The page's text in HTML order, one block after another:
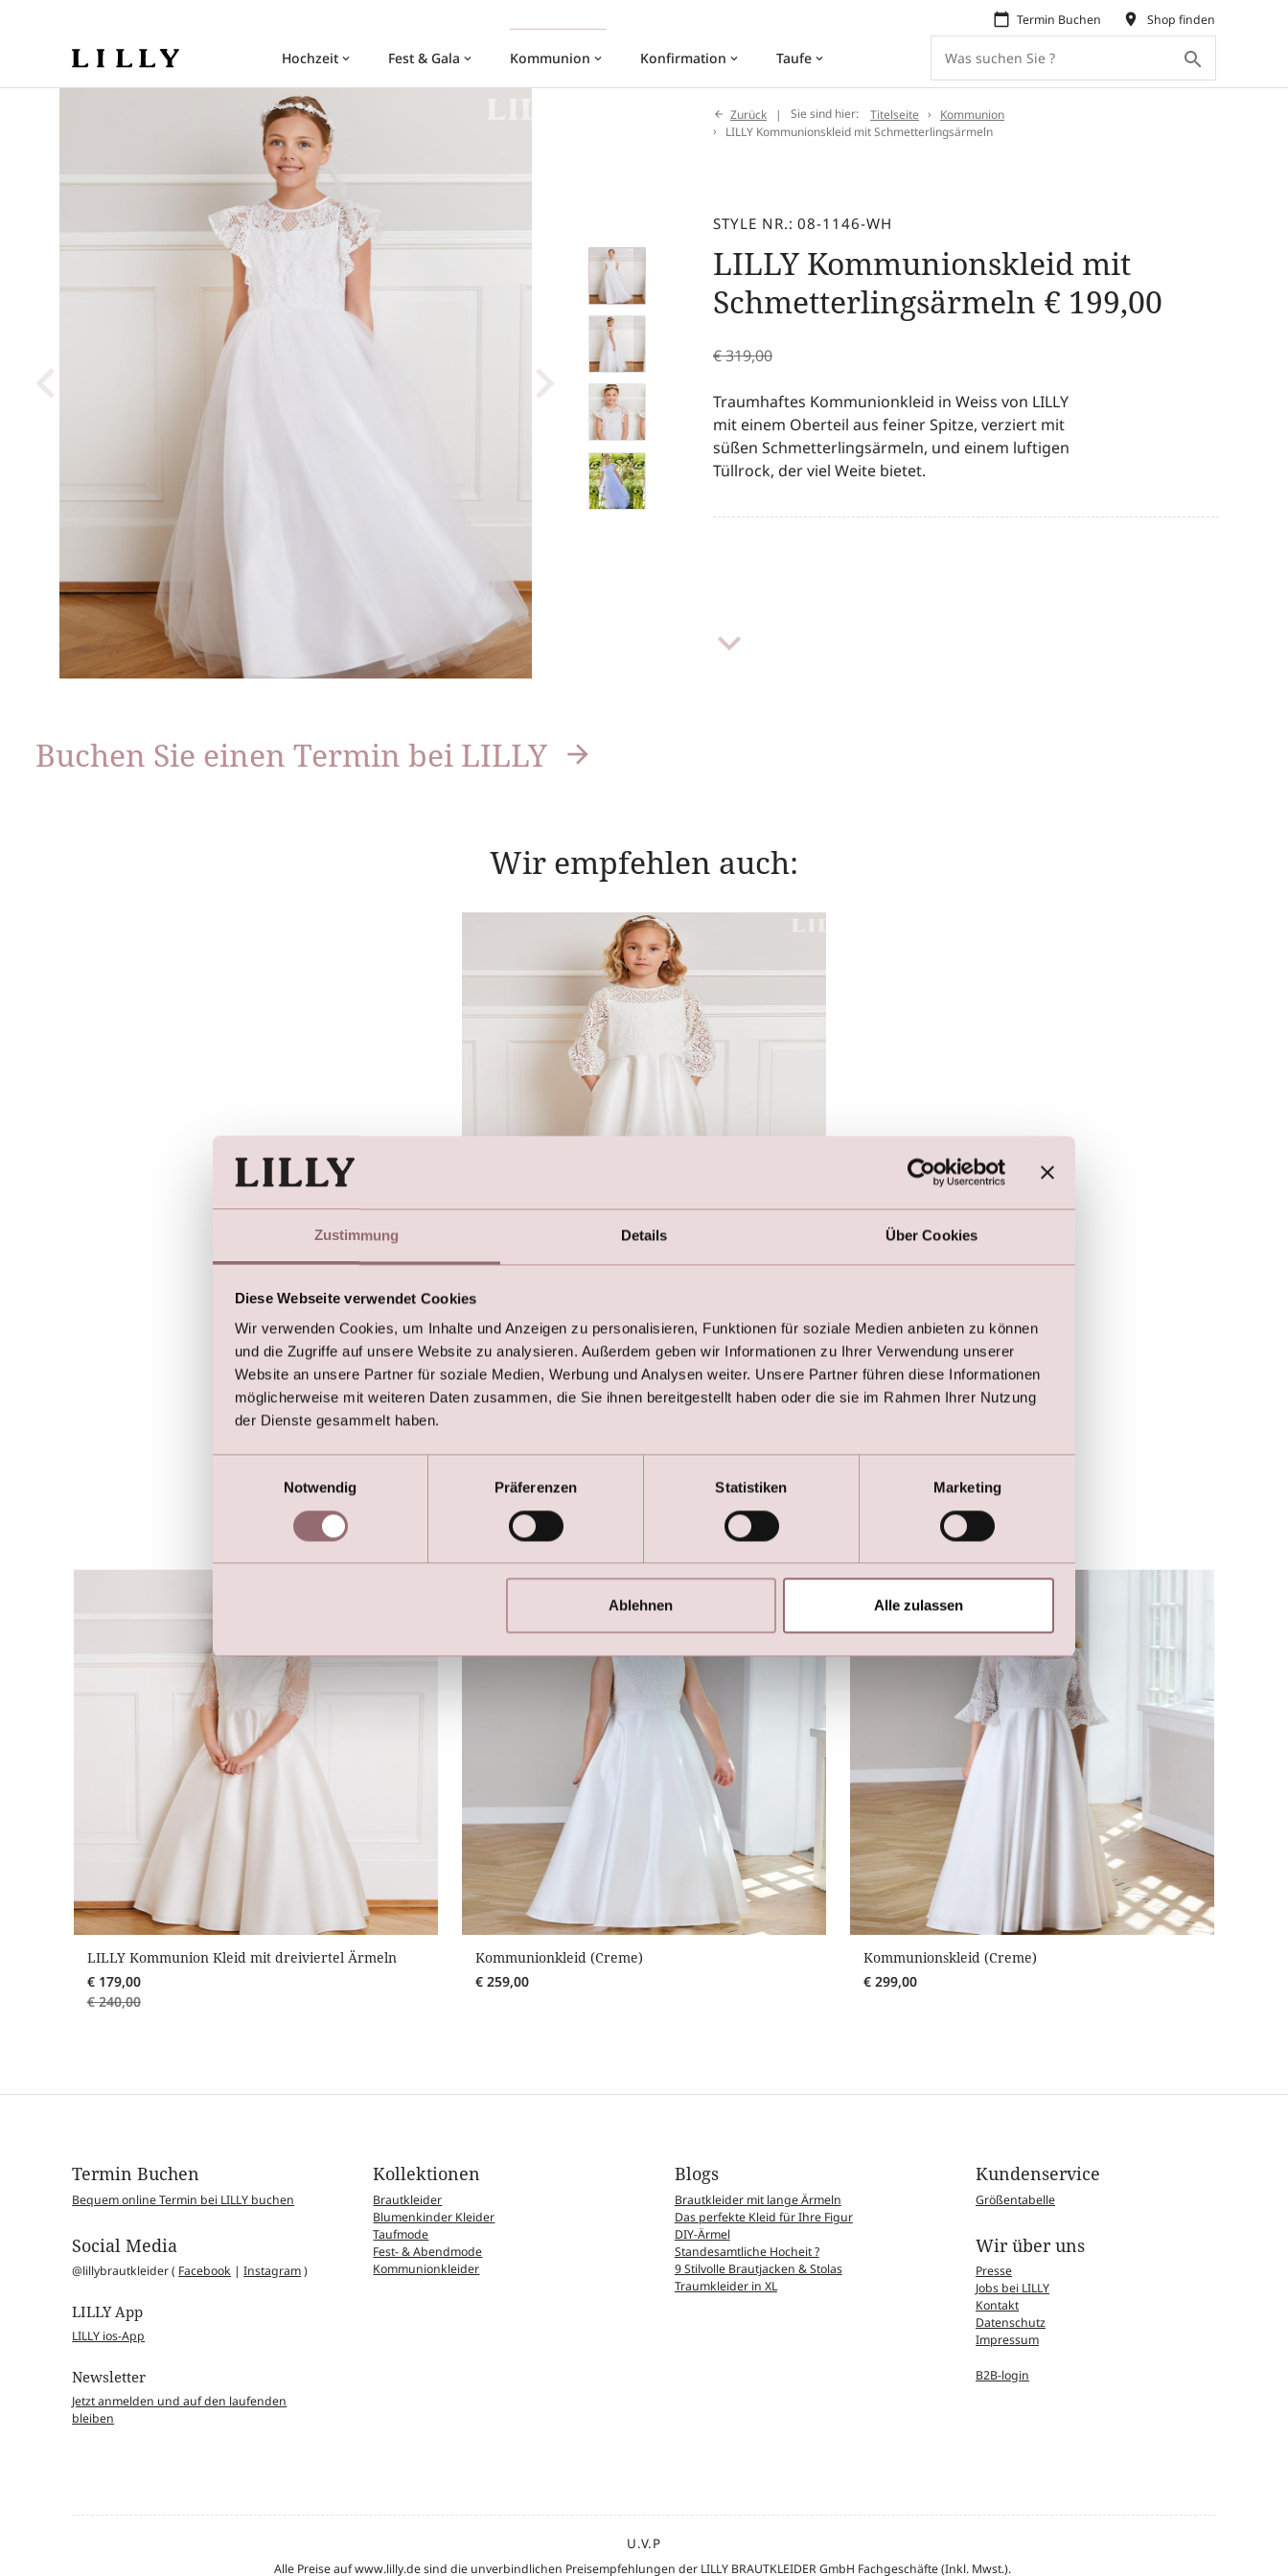
Zustimmung Details Über Cookies
Diese Webseite verwendet Cookies
Wir verwenden Cookies, um Inhalte und Anzeigen zu personalisieren, Funktionen für soziale Medien anbieten zu können
und die Zugriffe auf unsere Website zu analysieren. Außerdem geben wir Informationen zu Ihrer Verwendung unserer
Website an unsere Partner für soziale Medien, Werbung und Analysen weiter. Unsere Partner führen diese Informationen
möglicherweise mit weiteren Daten zusammen, die Sie ihnen bereitgestellt haben oder die sie im Rahmen Ihrer Nutzung
der Dienste gesammelt haben.
Notwendig
Präferenzen Statistiken Marketing
Ablehnen Alle zulassen
Hochzeit keyboard_arrow_down Fest & Gala keyboard_arrow_down Kommunion keyboard_arrow_down Konfirmation keyboard_arrow_down Taufe keyboard_arrow_down search
calendar_today Termin Buchen place Shop finden
Zurück Sie sind hier: Titelseite
Kommunion
LILLY Kommunionskleid mit Schmetterlingsärmeln
STYLE NR.: 08-1146-WH
LILLY Kommunionskleid mit
Schmetterlingsärmeln € 199,00
€319,00
Traumhaftes Kommunionkleid in Weiss von LILLY
mit einem Oberteil aus feiner Spitze, verziert mit
süßen Schmetterlingsärmeln, und einem luftigen
Tüllrock, der viel Weite bietet.
keyboard_arrow_down
Buchen Sie einen Termin bei LILLY
Wir empfehlen auch:
LILLY Kommunionskleid mit Puffärmeln und
Taschen
249,00
€ 325,00
Hier sind die Favoriten
LILLY Kommunion Kleid mit dreiviertel Ärmeln
€ 179,00
€ 240,00
Kommunionkleid (Creme)
€ 259,00
Kommunionskleid (Creme)
€ 299,00
Termin Buchen
Bequem online Termin bei LILLY buchen
Social Media
@lillybrautkleider ( Facebook |Instagram)
LILLY App
LILLY ios-App
Newsletter
Jetzt anmelden und auf den laufenden
bleiben
Kollektionen
Brautkleider
Blumenkinder Kleider
Taufmode
Fest- & Abendmode
Kommunionkleider
Blogs
Brautkleider mit lange Ärmeln
Das perfekte Kleid für Ihre Figur
DIY-Ärmel
Standesamtliche Hocheit ?
9 Stilvolle Brautjacken & Stolas
Traumkleider in XL
Kundenservice
Größentabelle
Wir über uns
Presse
Jobs bei LILLY
Kontakt
Datenschutz
Impressum
B2B-login
U.V.P
Alle Preise auf www.lilly.de sind die unverbindlichen Preisempfehlungen der LILLY BRAUTKLEIDER GmbH Fachgeschäfte (Inkl. Mwst.).